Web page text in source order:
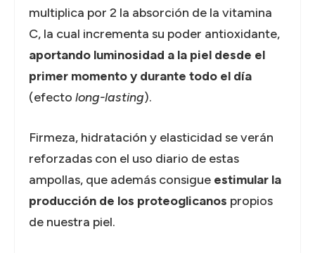
multiplica por 2 la absorción de la vitamina
C, la cual incrementa su poder antioxidante,
aportando luminosidad a la piel desde el
primer momento y durante todo el día
(efecto long-lasting).
Firmeza, hidratación y elasticidad se verán
reforzadas con el uso diario de estas
ampollas, que además consigue estimular la
producción de los proteoglicanos propios
de nuestra piel.